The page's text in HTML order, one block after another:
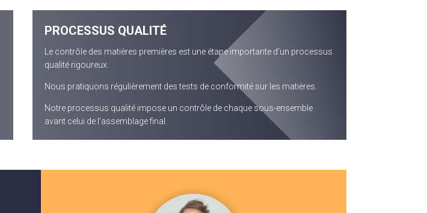
PROCESSUS QUALITÉ
Le contrôle des matières premières est une étape importante d’un processus
qualité rigoureux.
Nous pratiquons régulièrement des tests de conformité sur les matières.
Notre processus qualité impose un contrôle de chaque sous-ensemble
avant celui de l’assemblage final.